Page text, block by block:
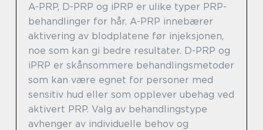
A-PRP, D-PRP og iPRP er ulike typer PRP-
behandlinger for hår. A-PRP innebærer
aktivering av blodplatene før injeksjonen,
noe som kan gi bedre resultater. D-PRP og
iPRP er skånsommere behandlingsmetoder
som kan være egnet for personer med
sensitiv hud eller som opplever ubehag ved
aktivert PRP. Valg av behandlingstype
avhenger av individuelle behov og